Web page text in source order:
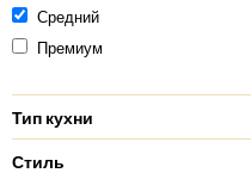
Средний
Премиум
Тип кухни
Стиль